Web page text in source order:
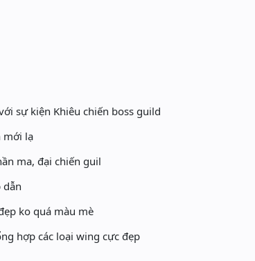
sự kiện Khiêu chiến boss guild
mới lạ
ma, đại chiến guil
dẫn
ko quá màu mè
hợp các loại wing cực đẹp